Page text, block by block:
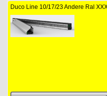
Duco Line 10/17/23 Andere Ral